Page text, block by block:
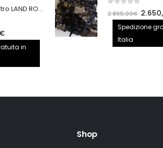
90,00€.
Retrovisore destro LAND ROVER FREELANDER 2
€Il
prezzo
in
out of 5
2.890,00€ Il
prezzo
Spedizione
Italia
Shop